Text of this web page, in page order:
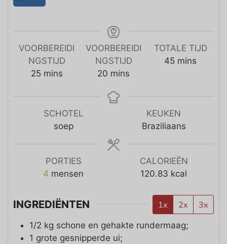
VOORBEREIDI
NGSTIJD
25 mins
VOORBEREIDI
NGSTIJD
20 mins
TOTALE TIJD
45 mins
SCHOTEL
soep
KEUKEN
Braziliaans
PORTIES
4 mensen
CALORIEËN
120.83 kcal
INGREDIËNTEN 1x 2x 3x
1/2 kg schone en gehakte rundermaag;
1 grote gesnipperde ui;